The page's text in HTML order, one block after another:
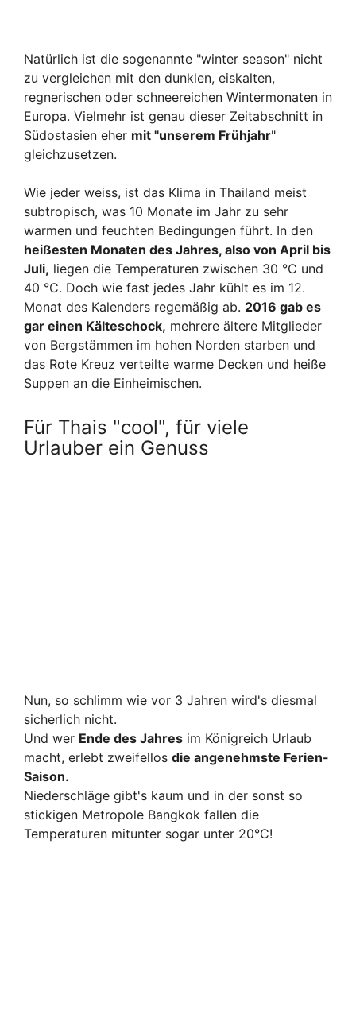
Natürlich ist die sogenannte "winter season" nicht
zu vergleichen mit den dunklen, eiskalten,
regnerischen oder schneereichen Wintermonaten in
Europa. Vielmehr ist genau dieser Zeitabschnitt in
Südostasien eher mit "unserem Frühjahr"
gleichzusetzen.
Wie jeder weiss, ist das Klima in Thailand meist
subtropisch, was 10 Monate im Jahr zu sehr
warmen und feuchten Bedingungen führt. In den
heißesten Monaten des Jahres, also von April bis
Juli, liegen die Temperaturen zwischen 30 °C und
40 °C. Doch wie fast jedes Jahr kühlt es im 12.
Monat des Kalenders regemäßig ab. 2016 gab es
gar einen Kälteschock, mehrere ältere Mitglieder
von Bergstämmen im hohen Norden starben und
das Rote Kreuz verteilte warme Decken und heiße
Suppen an die Einheimischen.
Für Thais "cool", für viele
Urlauber ein Genuss
Nun, so schlimm wie vor 3 Jahren wird's diesmal
sicherlich nicht.
Und wer Ende des Jahres im Königreich Urlaub
macht, erlebt zweifellos die angenehmste Ferien-
Saison.
Niederschläge gibt's kaum und in der sonst so
stickigen Metropole Bangkok fallen die
Temperaturen mitunter sogar unter 20°C!